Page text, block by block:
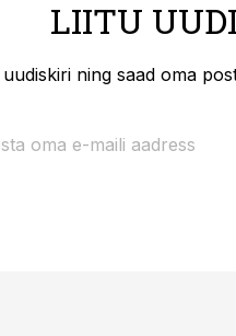
LIITU
uudiskiri ning saad oma